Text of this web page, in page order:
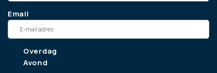
Email
Overdag
Avond